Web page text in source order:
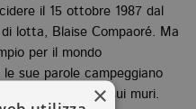
il 15 ottobre 1987 dal
lotta, Blaise Compaoré. Ma
per il mondo
sue parole campeggiano
auto, nei disegni sui muri.
×